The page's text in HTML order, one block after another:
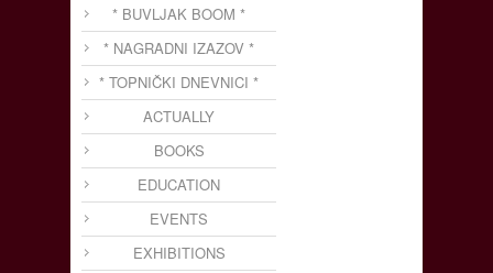
* BUVLJAK BOOM *
* NAGRADNI IZAZOV *
* TOPNIČKI DNEVNICI *
ACTUALLY
BOOKS
EDUCATION
EVENTS
EXHIBITIONS